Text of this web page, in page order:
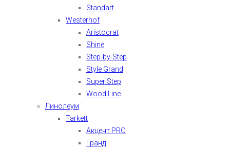
Standart
Westerhof
Aristocrat
Shine
Step-by-Step
Style Grand
Super Step
Wood Line
Линолеум
Tarkett
Акцент PRO
Гранд